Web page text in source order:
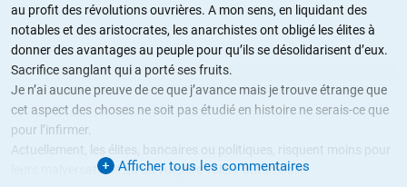
au profit des révolutions ouvrières. A mon sens, en liquidant des
notables et des aristocrates, les anarchistes ont obligé les élites à
donner des avantages au peuple pour qu’ils se désolidarisent d’eux.
Sacrifice sanglant qui a porté ses fruits.
Je n’ai aucune preuve de ce que j’avance mais je trouve étrange que
cet aspect des choses ne soit pas étudié en histoire ne serais-ce que
pour l’infirmer.
Actuellement, les élites, bancaires ou politiques, risquent moins pour
leurs malversations qu’un vulgaire voleur automobile.
Afficher tous les commentaires